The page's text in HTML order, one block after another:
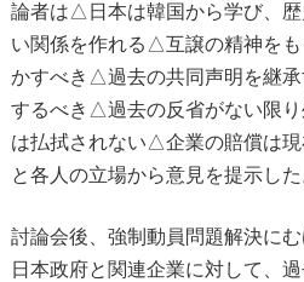
論者は△日本は韓国から学び、
い関係を作れる△互譲の精神を
かすべき△過去の共同声明を継
するべき△過去の反省がない限
は払拭されない△企業の賠償は現
と各人の立場から意見を提示した
討論会後、強制動員問題解決にむ
日本政府と関連企業に対して、